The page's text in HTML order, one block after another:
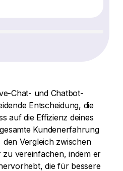
Chat- und Chatbot-
Entscheidung, die
auf die Effizienz deines
Kundenerfahrung
den Vergleich zwischen
zu vereinfachen, indem er
die für bessere